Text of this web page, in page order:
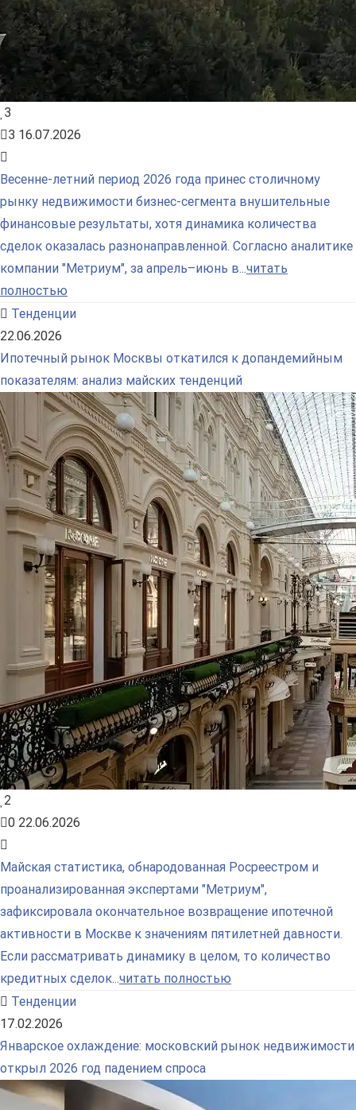
3
3 16.07.2026
Весенне-летний период 2026 года принес столичному
рынку недвижимости бизнес-сегмента внушительные
финансовые результаты, хотя динамика количества
сделок оказалась разнонаправленной. Согласно аналитике
компании "Метриум", за апрель–июнь в...читать
полностью
Тенденции
22.06.2026
Ипотечный рынок Москвы откатился к допандемийным
показателям: анализ майских тенденций
2
0 22.06.2026
Майская статистика, обнародованная Росреестром и
проанализированная экспертами "Метриум",
зафиксировала окончательное возвращение ипотечной
активности в Москве к значениям пятилетней давности.
Если рассматривать динамику в целом, то количество
кредитных сделок...читать полностью
Тенденции
17.02.2026
Январское охлаждение: московский рынок недвижимости
открыл 2026 год падением спроса